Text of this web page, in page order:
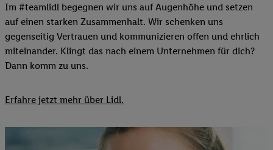
Im #teamlidl begegnen wir uns auf Augenhöhe und setzen
auf einen starken Zusammenhalt. Wir schenken uns
gegenseitig Vertrauen und kommunizieren offen und ehrlich
miteinander. Klingt das nach einem Unternehmen für dich?
Dann komm zu uns.​
Erfahre jetzt mehr über Lidl.